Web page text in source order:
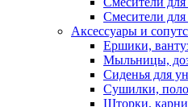
Смесители
Аксессуары и
Ершики,
Мыльницы,
Сиденья для
Сушилки,
Шторки,